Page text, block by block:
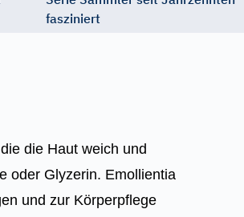
fasziniert
die Haut weich und
oder Glyzerin. Emollientia
und zur Körperpflege